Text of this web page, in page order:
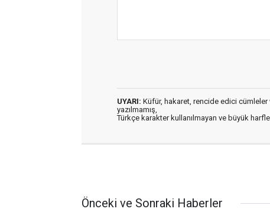
UYARI: Küfür, hakaret, rencide edici cümleler
yazılmamış,
Türkçe karakter kullanılmayan ve büyük
Önceki ve Sonraki Haberler